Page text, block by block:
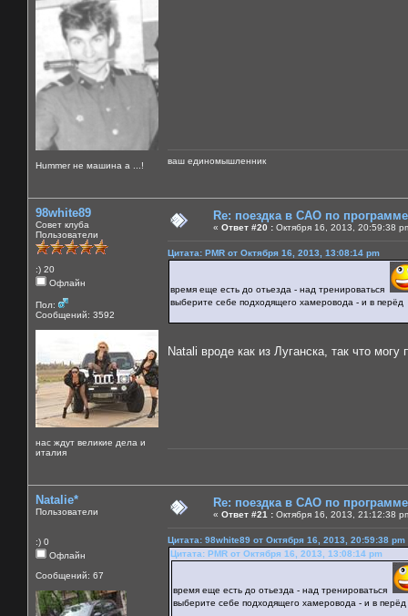
Нummer не машина а ...! ваш единомышленник
98white89
Совет клуба
Пользователи
:) 20
Офлайн
Пол:
Сообщений: 3592
нас ждут великие дела и
италия
Re: поездка в САО по
« Ответ #20 : Октября 16, 2013, 20:59:38
Цитата: PMR от Октября 16, 2013, 13:08:14 pm
время еще есть до отьезда - над тренироваться
выберите себе подходящего хамеровода - и в перёд
Natali вроде как из Луганска, так что
Natalie*
Пользователи
:) 0
Офлайн
Сообщений: 67
Re: поездка в САО по
« Ответ #21 : Октября 16, 2013, 21:12:38
Цитата: 98white89 от Октября 16, 2013, 20:59:38 pm
Цитата: PMR от Октября 16, 2013, 13:08:14 pm
время еще есть до отьезда - над тренироваться
выберите себе подходящего хамеровода - и в перёд